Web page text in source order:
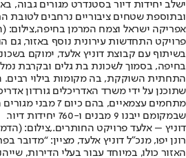
ישלב יחידות דיור בסטנדרט מגורים גבוה,
ובתוספת שטחים ציבוריים נרחבים לטובת
אפריקה ישראל וצמח המרמן בחיפה,צילום:
פרויקט התחדשות עירונית נוסף באזור, גם
בשיתוף עם קבוצת דוניץ אלעד, ימוקם
בחיפה, בסמוך לשכונת בת גלים ובקרבת
התחתית השוקקת, בה מקומות בילוי רבים.
שתוכנן על ידי משרד האדריכלים גורדון
שבמקומם ייבנו 9 מבנים ו-760 יחידות דיור.
דוניץ – אלעד פרויקט החותרים.,צילום:
רונן יפו, מנכ"ל דוניץ אלעד, מציין: “מדובר
האזור כולו, במיוחד עבור בעלי הדירות,